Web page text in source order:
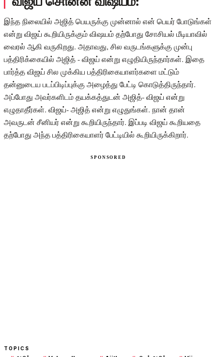
இந்த நிலையில் அஜித் பெயருக்கு முன்னால் என் பெயர் போடுங்கள்
என்று விஜய் கூறியிருக்கும் விஷயம் தற்போது சோசியல் மீடியாவில்
வைரல் ஆகி வருகிறது. அதாவது, சில வருடங்களுக்கு முன்பு
பத்திரிக்கையில் அஜித் - விஜய் என்று எழுதியிருந்தார்கள். இதை
பார்த்த விஜய் சில முக்கிய பத்திரிகையாளர்களை மட்டும்
தன்னுடைய படப்பிடிப்புக்கு அழைத்து பேட்டி கொடுத்திருந்தார்.
அப்போது அவர்களிடம் தயக்கத்துடன் அஜித்- விஜய் என்று
எழுதாதீர்கள். விஜய்- அஜித் என்று எழுதுங்கள். நான் தான்
அவருடன் சீனியர் என்று கூறியிருந்தார். இப்படி விஜய் கூறியதை
தற்போது அந்த பத்திரிகையாளர் பேட்டியில் கூறியிருக்கிறார்.
TOPICS